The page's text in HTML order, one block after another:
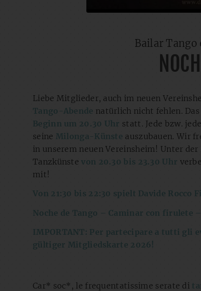
Bailar
Liebe Mitglieder, auch im neuen
Tango-Abende natürlich nicht fehlen.
Beginn um 20.30 Uhr statt. Jede bzw.
seine Milonga-Künste auszubauen. Wir
in unserem neuen Vereinsheim! Unter
Tanzkünstevon 20.30 bis 23.30 Uhr
mit!
Von 21:30 bis 22:30 spielt Davide Rocco
Noche de Tango – Caminar con firulete
IMPORTANT: Per partecipare a tutti gli
gültiger Mitgliedskarte 2026!
Car* soc*, le frequentatissime serate di